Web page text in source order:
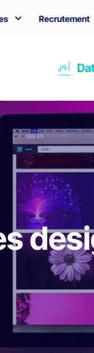
Recrutement